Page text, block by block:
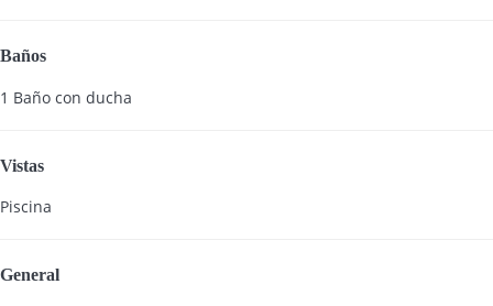
Baños
1 Baño con ducha
Vistas
Piscina
General